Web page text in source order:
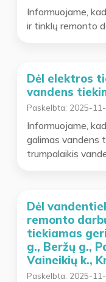
Informuojame,
ir tinklų remonto
Dėl elektros
vandens
Paskelbta: 2025-
Informuojame,
galimas vandens
trumpalaikis
Dėl
remonto
tiekiamas
g., Beržų g.,
Vaineikių k.,
Paskelbta: 2025-